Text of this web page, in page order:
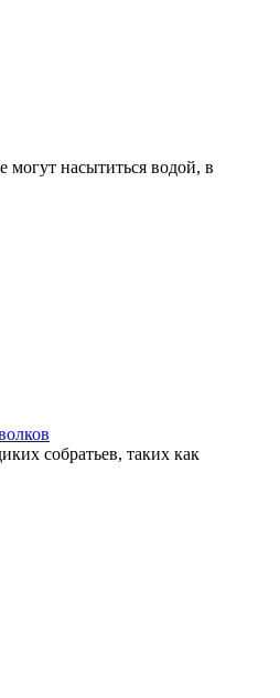
могут насытиться водой, в
собратьев, таких как